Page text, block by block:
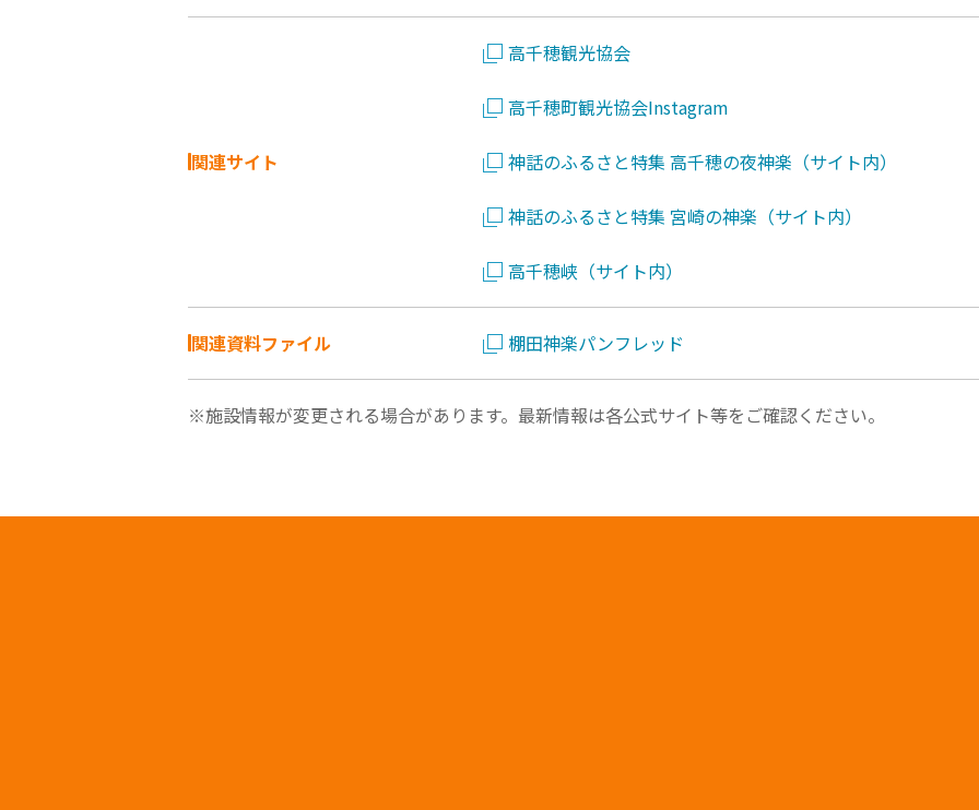
関連サイト
高千穂観光協会
高千穂町観光協会Instagram
神話のふるさと特集 高千穂の夜神楽（サイト内）
神話のふるさと特集 宮崎の神楽（サイト内）
高千穂峡（サイト内）
関連資料ファイル 棚田神楽パンフレッド
※施設情報が変更される場合があります。最新情報は各公式サイト等をご確認ください。